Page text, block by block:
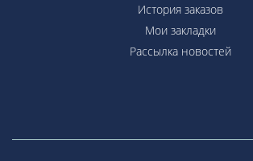
История заказов
Мои закладки
Рассылка новостей